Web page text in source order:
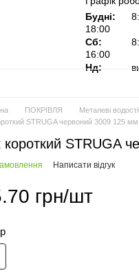
Будні:
18:00
Сб:
16:00
Нд:
ПОКРІВЛЯ Металеві
STRUGA червоний 3009 125
короткий STRUGA
Написати відгук
грн/шт